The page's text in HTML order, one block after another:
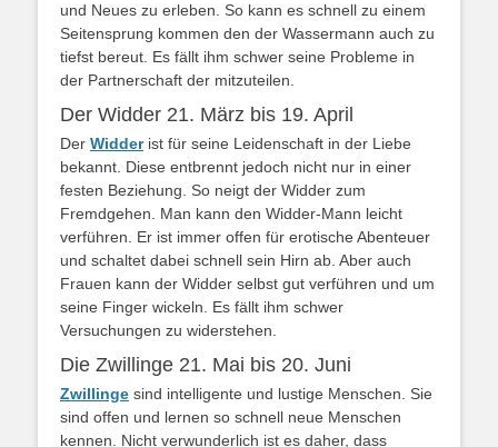
und Neues zu erleben. So kann es schnell zu einem
Seitensprung kommen den der Wassermann auch zu
tiefst bereut. Es fällt ihm schwer seine Probleme in
der Partnerschaft der mitzuteilen.
Der Widder 21. März bis 19. April
Der Widderist für seine Leidenschaft in der Liebe
bekannt. Diese entbrennt jedoch nicht nur in einer
festen Beziehung. So neigt der Widder zum
Fremdgehen. Man kann den Widder-Mann leicht
verführen. Er ist immer offen für erotische Abenteuer
und schaltet dabei schnell sein Hirn ab. Aber auch
Frauen kann der Widder selbst gut verführen und um
seine Finger wickeln. Es fällt ihm schwer
Versuchungen zu widerstehen.
Die Zwillinge 21. Mai bis 20. Juni
Zwillinge sind intelligente und lustige Menschen. Sie
sind offen und lernen so schnell neue Menschen
kennen. Nicht verwunderlich ist es daher, dass